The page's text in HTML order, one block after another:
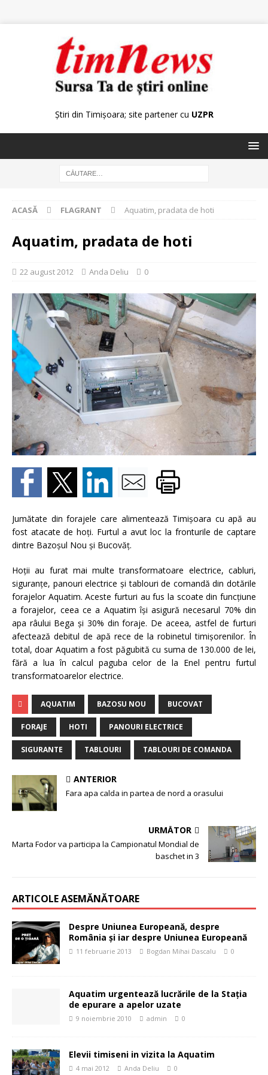
Știri din Timișoara; site partener cu UZPR
ACASĂ FLAGRANT Aquatim, pradata de hoti
Aquatim, pradata de hoti
22 august 2012 Anda Deliu 0
Jumătate din forajele care alimentează Timişoara cu apă au
fost atacate de hoţi. Furtul a avut loc la fronturile de captare
dintre Bazoşul Nou şi Bucovăţ.
Hoţii au furat mai multe transformatoare electrice, cabluri,
siguranţe, panouri electrice şi tablouri de comandă din dotările
forajelor Aquatim. Aceste furturi au fus la scoate din funcţiune
a forajelor, ceea ce a Aquatim îşi asigură necesarul 70% din
apa râului Bega şi 30% din foraje. De aceea, astfel de furturi
afectează debitul de apă rece de la robinetul timişorenilor. În
total, doar Aquatim a fost păgubită cu suma de 130.000 de lei,
fără a lua în calcul paguba celor de la Enel pentru furtul
transformatoarelor electrice.
AQUATIM BAZOSU NOU BUCOVAT
FORAJE HOTI PANOURI ELECTRICE
SIGURANTE TABLOURI TABLOURI DE COMANDA
ANTERIOR
Fara apa calda in partea de nord a orasului
URMĂTOR
Marta Fodor va participa la Campionatul Mondial de
baschet in 3
ARTICOLE ASEMĂNĂTOARE
Despre Uniunea Europeană, despre
România şi iar despre Uniunea Europeană
11 februarie 2013 Bogdan Mihai Dascalu 0
Aquatim urgentează lucrările de la Staţia
de epurare a apelor uzate
9 noiembrie 2010 admin 0
Elevii timiseni in vizita la Aquatim
4 mai 2012 Anda Deliu 0